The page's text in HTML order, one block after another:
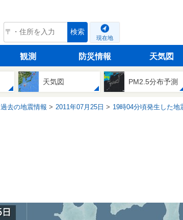
tenki.jp 検索
現在地
観測 防災情報 天気図
天気図 PM2.5分布予測
過去の地震情報 2011年07月25日 19時04分頃発生した地